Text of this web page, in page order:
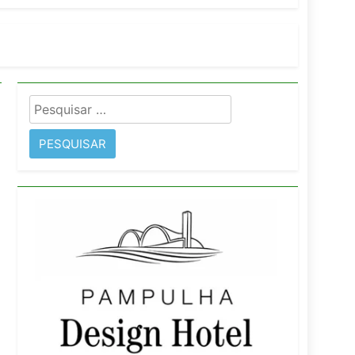
São Paulo Ibirapuera
Pesquisar
por: